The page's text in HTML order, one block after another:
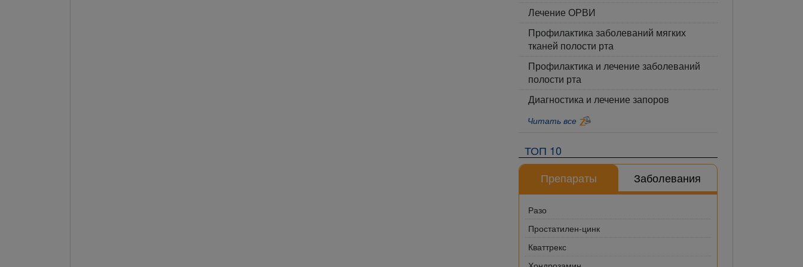
Лечение ОРВИ
Профилактика заболеваний мягких
тканей полости рта
Профилактика и лечение заболеваний
полости рта
Диагностика и лечение запоров
Читать все
ТОП 10
Препараты
Заболевания
Разо
Простатилен-цинк
Кваттрекс